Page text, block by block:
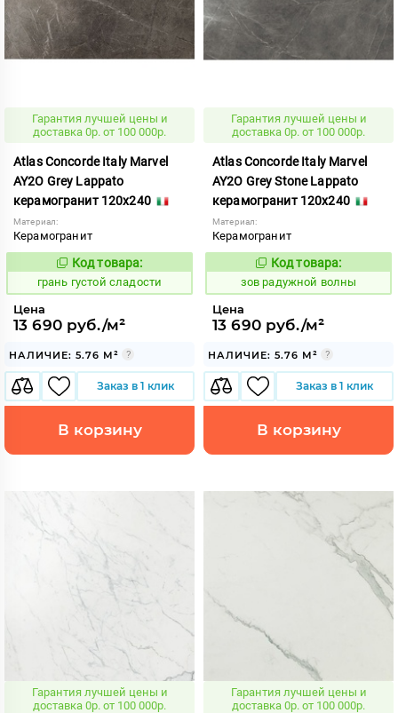
Гарантия лучшей цены и
доставка 0р. от 100 000р.
Atlas Concorde Italy Marvel
AY2O Grey Lappato
керамогранит 120x240
Материал:
Керамогранит
315470
Код товара:
грань густой сладости
Цена
13 690 руб./м²
НАЛИЧИЕ: 5.76 М²
Заказ в 1 клик
В корзину
Гарантия лучшей цены и
доставка 0р. от 100 000р.
Atlas Concorde Italy Marvel
AY2O Grey Stone Lappato
керамогранит 120x240
Материал:
Керамогранит
509512
Код товара:
зов радужной волны
Цена
13 690 руб./м²
НАЛИЧИЕ: 5.76 М²
Заказ в 1 клик
В корзину
Гарантия лучшей цены и
доставка 0р. от 100 000р.
Гарантия лучшей цены и
доставка 0р. от 100 000р.